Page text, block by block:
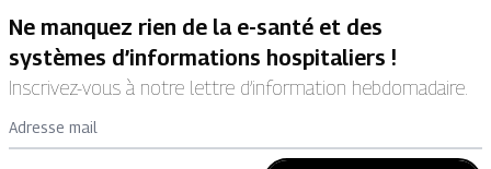
Ne manquez rien de la e-santé et des
systèmes d’informations hospitaliers !
Inscrivez-vous à notre lettre d’information hebdomadaire.
Adresse mail